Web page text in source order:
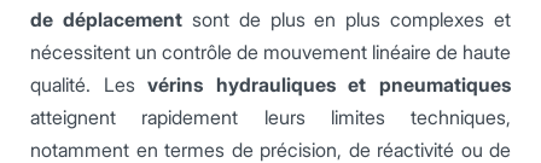
de déplacementsont de plus en plus complexes et
nécessitent un contrôle de mouvement linéaire de haute
qualité. Lesvérins hydrauliques et pneumatiques
atteignent rapidement leurs limites techniques,
notamment en termes de précision, de réactivité ou de